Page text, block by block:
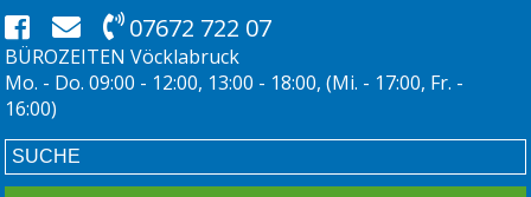
07672 722 07
BÜROZEITEN Vöcklabruck
Mo. - Do. 09:00 - 12:00, 13:00 - 18:00, (Mi. - 17:00, Fr. -
16:00)